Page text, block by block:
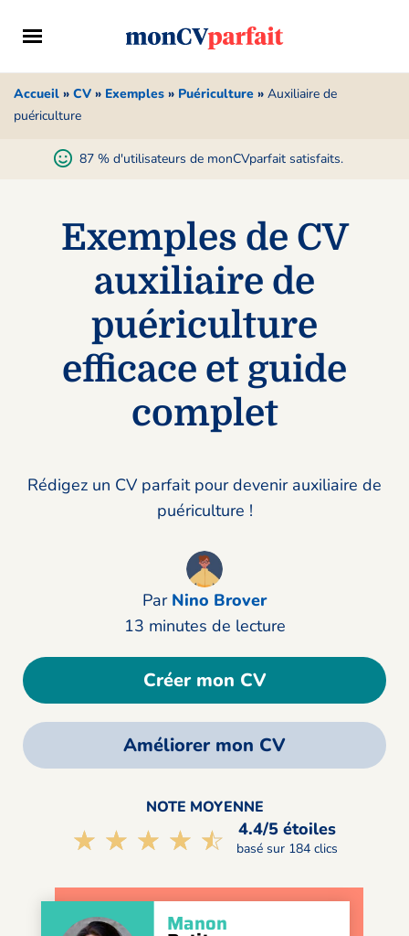
Accueil » CV » Exemples » Puériculture » Auxiliaire de
puériculture
87 % d'utilisateurs de monCVparfait satisfaits.
Exemples de CV
auxiliaire de
puériculture
efficace et guide
complet
Rédigez un CV parfait pour devenir auxiliaire de
puériculture !
Par Nino Brover
13 minutes de lecture
Créer mon CV
Améliorer mon CV
NOTE MOYENNE
☆☆☆☆☆
★★★★★ 4.4/5 étoiles
basé sur 184 clics